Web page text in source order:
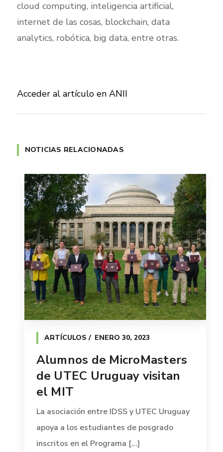
cloud computing, inteligencia artificial,
internet de las cosas, blockchain, data
analytics, robótica, big data, entre otras.
Acceder al artículo en ANII
NOTICIAS RELACIONADAS
ARTÍCULOS ENERO 30, 2023
Alumnos de MicroMasters
de UTEC Uruguay visitan
el MIT
La asociación entre IDSS y UTEC Uruguay
apoya a los estudiantes de posgrado
inscritos en el Programa [...]